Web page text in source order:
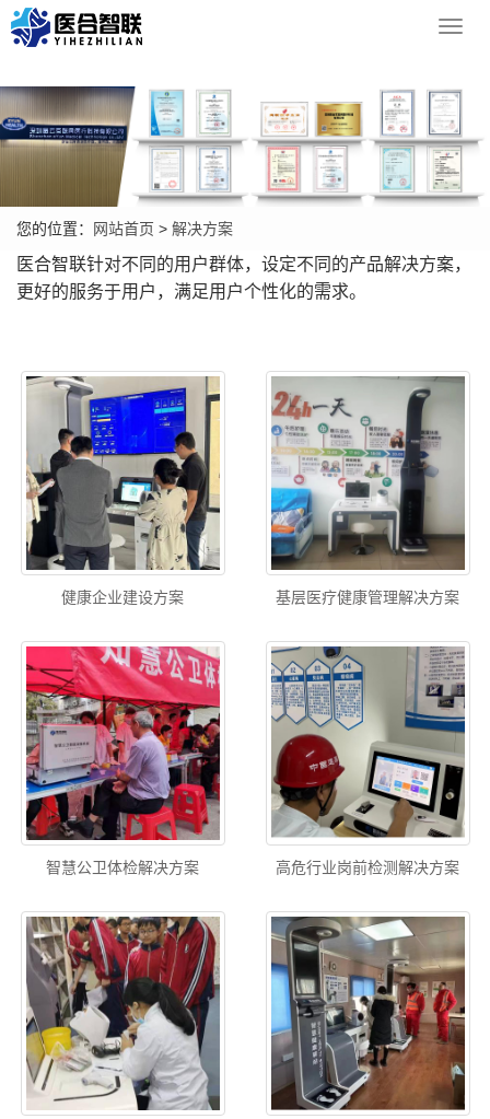
您的位置： 网站首页 > 解决方案
医合智联针对不同的用户群体，设定不同的产品解决方案，
更好的服务于用户，满足用户个性化的需求。
健康企业建设方案 基层医疗健康管理解决方案
智慧公卫体检解决方案 高危行业岗前检测解决方案